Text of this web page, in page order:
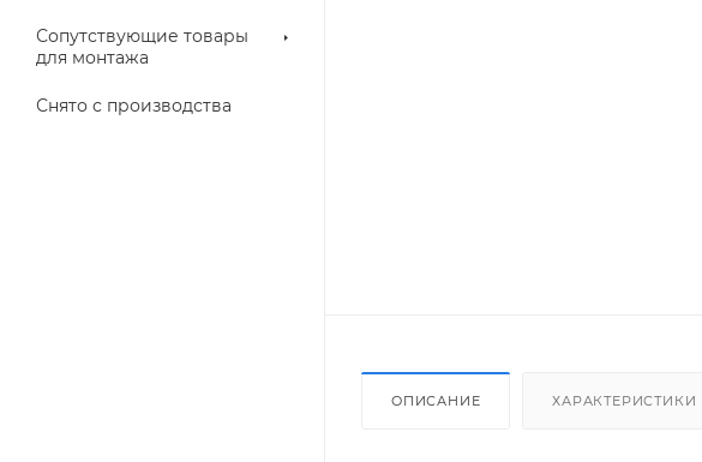
Сопутствующие товары
для монтажа
Снято с производства
ОПИСАНИЕ ХАРАКТЕРИСТИКИ